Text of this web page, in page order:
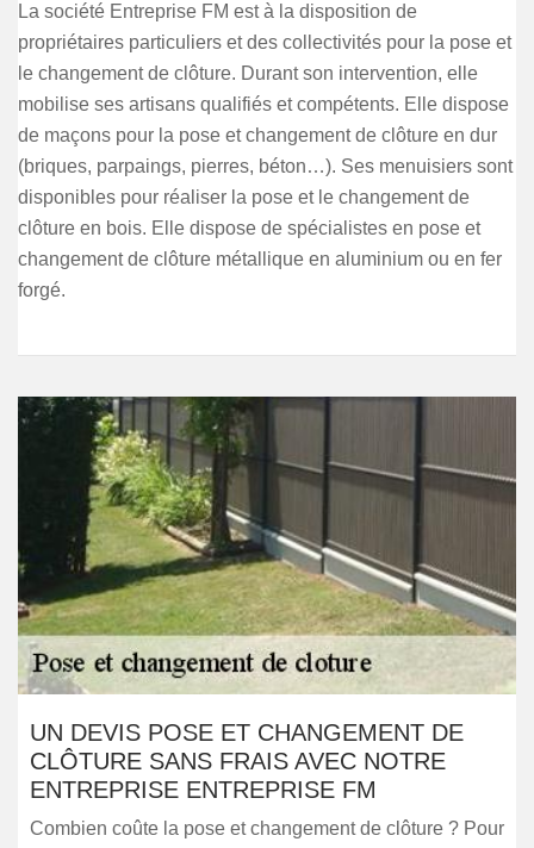
La société Entreprise FM est à la disposition de
propriétaires particuliers et des collectivités pour la pose et
le changement de clôture. Durant son intervention, elle
mobilise ses artisans qualifiés et compétents. Elle dispose
de maçons pour la pose et changement de clôture en dur
(briques, parpaings, pierres, béton…). Ses menuisiers sont
disponibles pour réaliser la pose et le changement de
clôture en bois. Elle dispose de spécialistes en pose et
changement de clôture métallique en aluminium ou en fer
forgé.
UN DEVIS POSE ET CHANGEMENT DE
CLÔTURE SANS FRAIS AVEC NOTRE
ENTREPRISE ENTREPRISE FM
Combien coûte la pose et changement de clôture ? Pour